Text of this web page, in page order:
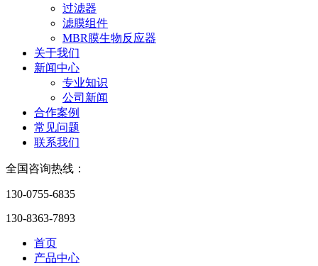
过滤器
滤膜组件
MBR膜生物反应器
关于我们
新闻中心
专业知识
公司新闻
合作案例
常见问题
联系我们
全国咨询热线：
130-0755-6835
130-8363-7893
首页
产品中心